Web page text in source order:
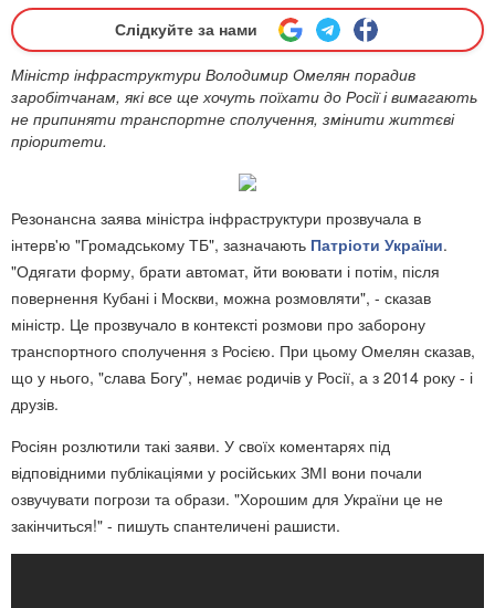
Слідкуйте за нами
​Міністр інфраструктури Володимир Омелян порадив
заробітчанам, які все ще хочуть поїхати до Росії і вимагають
не припиняти транспортне сполучення, змінити життєві
пріоритети.
Резонансна заява міністра інфраструктури прозвучала в
інтерв'ю "Громадському ТБ", зазначають Патріоти України.
"Одягати форму, брати автомат, йти воювати і потім, після
повернення Кубані і Москви, можна розмовляти", - сказав
міністр. Це прозвучало в контексті розмови про заборону
транспортного сполучення з Росією. При цьому Омелян сказав,
що у нього, "слава Богу", немає родичів у Росії, а з 2014 року - і
друзів.
Росіян розлютили такі заяви. У своїх коментарях під
відповідними публікаціями у російських ЗМІ вони почали
озвучувати погрози та образи. "Хорошим для України це не
закінчиться!" - пишуть спантеличені рашисти.